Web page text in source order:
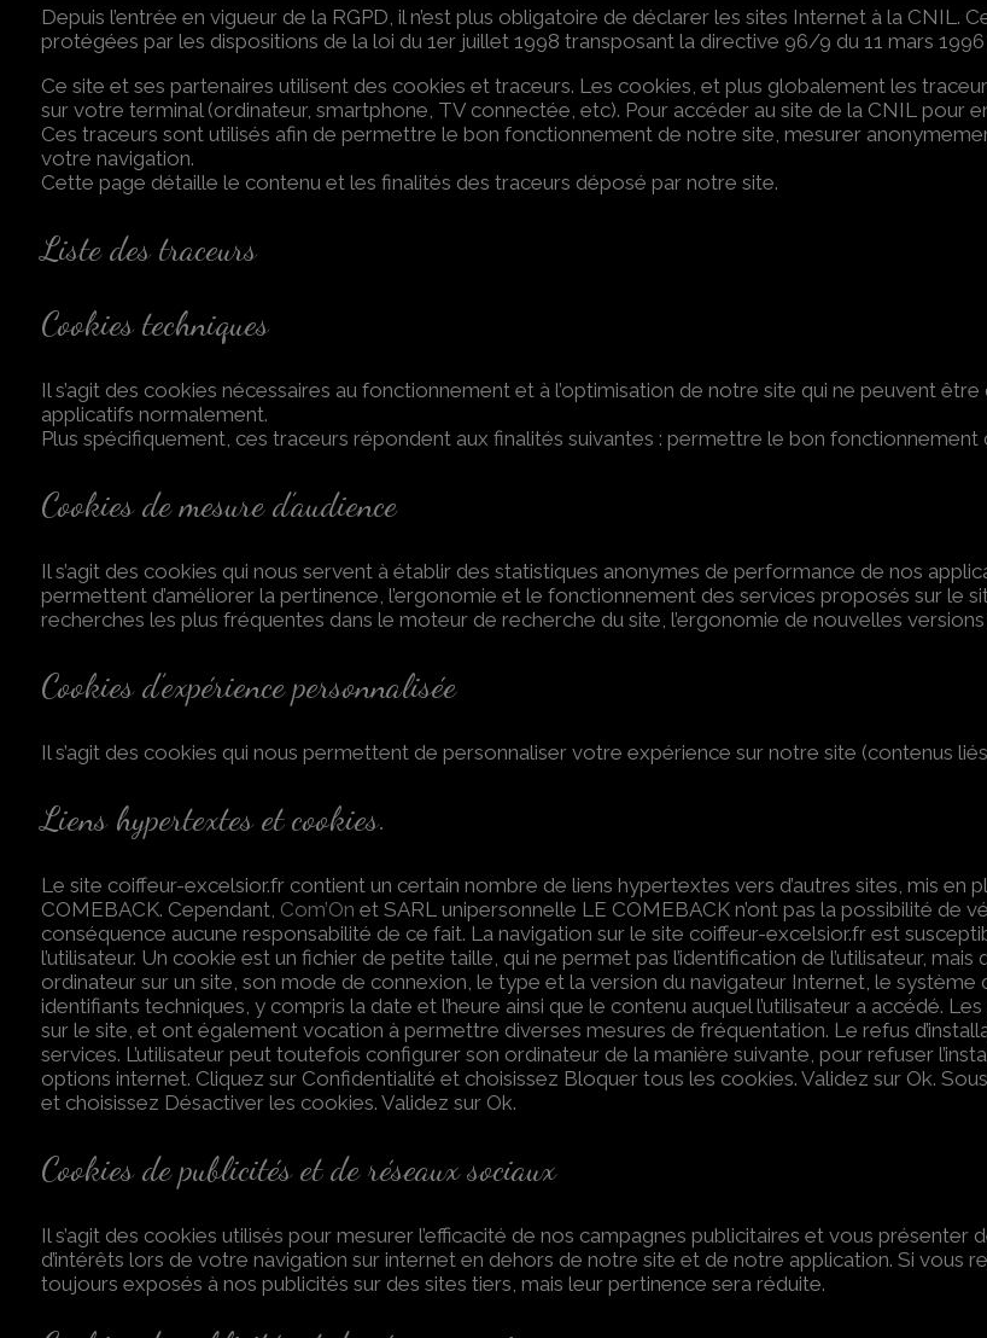
Depuis l’entrée en vigueur de la RGPD, il n’est plus obligatoire de déclarer les sites Internet à la CNIL.
protégées par les dispositions de la loi du 1er juillet 1998 transposant la directive 96/9 du 11 mars
Ce site et ses partenaires utilisent des cookies et traceurs. Les cookies, et plus globalement les
sur votre terminal (ordinateur, smartphone, TV connectée, etc). Pour accéder au site de la CNIL pour
Ces traceurs sont utilisés afin de permettre le bon fonctionnement de notre site, mesurer
votre navigation.
Cette page détaille le contenu et les finalités des traceurs déposé par notre site.
Liste des traceurs
Cookies techniques
Il s’agit des cookies nécessaires au fonctionnement et à l’optimisation de notre site qui ne peuvent
applicatifs normalement.
Plus spécifiquement, ces traceurs répondent aux finalités suivantes : permettre le bon
Cookies de mesure d’audience
Il s’agit des cookies qui nous servent à établir des statistiques anonymes de performance de nos
permettent d’améliorer la pertinence, l’ergonomie et le fonctionnement des services proposés sur le
recherches les plus fréquentes dans le moteur de recherche du site, l’ergonomie de nouvelles versions
Cookies d’expérience personnalisée
Il s’agit des cookies qui nous permettent de personnaliser votre expérience sur notre site (contenus
Liens hypertextes et cookies.
Le site coiffeur-excelsior.fr contient un certain nombre de liens hypertextes vers d’autres sites, mis en
COMEBACK. Cependant, Com’On et SARL unipersonnelle LE COMEBACK n’ont pas la possibilité de
conséquence aucune responsabilité de ce fait. La navigation sur le site coiffeur-excelsior.fr est
l’utilisateur. Un cookie est un fichier de petite taille, qui ne permet pas l’identification de l’utilisateur,
ordinateur sur un site, son mode de connexion, le type et la version du navigateur Internet, le système
identifiants techniques, y compris la date et l’heure ainsi que le contenu auquel l’utilisateur a accédé.
sur le site, et ont également vocation à permettre diverses mesures de fréquentation. Le refus
services. L’utilisateur peut toutefois configurer son ordinateur de la manière suivante, pour refuser
options internet. Cliquez sur Confidentialité et choisissez Bloquer tous les cookies. Validez sur Ok.
et choisissez Désactiver les cookies. Validez sur Ok.
Cookies de publicités et de réseaux sociaux
Il s’agit des cookies utilisés pour mesurer l’efficacité de nos campagnes publicitaires et vous
d’intérêts lors de votre navigation sur internet en dehors de notre site et de notre application. Si vous
toujours exposés à nos publicités sur des sites tiers, mais leur pertinence sera réduite.